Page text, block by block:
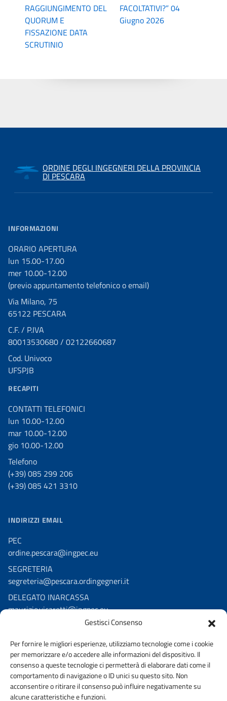
Gestisci Consenso
Per fornire le migliori esperienze, utilizziamo tecnologie come i cookie
per memorizzare e/o accedere alle informazioni del dispositivo. Il
consenso a queste tecnologie ci permetterà di elaborare dati come il
comportamento di navigazione o ID unici su questo sito. Non
acconsentire o ritirare il consenso può influire negativamente su
alcune caratteristiche e funzioni.
RAGGIUNGIMENTO DEL
QUORUM E
FISSAZIONE DATA
SCRUTINIO
FACOLTATIVI?” 04
Giugno 2026
ORDINE DEGLI INGEGNERI DELLA PROVINCIA
DI PESCARA
INFORMAZIONI
ORARIO APERTURA
lun 15.00-17.00
mer 10.00-12.00
(previo appuntamento telefonico o email)
Via Milano, 75
65122 PESCARA
C.F. / P.IVA
80013530680 / 02122660687
Cod. Univoco
UFSPJB
RECAPITI
CONTATTI TELEFONICI
lun 10.00-12.00
mar 10.00-12.00
gio 10.00-12.00
Telefono
(+39) 085 299 206
(+39) 085 421 3310
INDIRIZZI EMAIL
PEC
ordine.pescara@ingpec.eu
SEGRETERIA
segreteria@pescara.ordingegneri.it
DELEGATO INARCASSA
maurizio.vicaretti@ingpec.eu
Facebook Fondazione Ordine